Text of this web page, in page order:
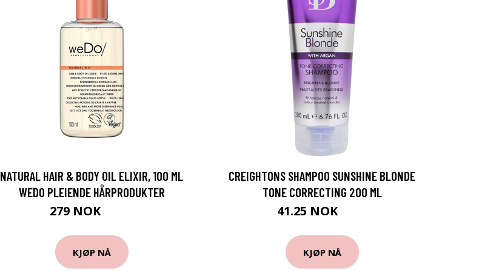
NATURAL HAIR & BODY OIL ELIXIR, 100 ML
WEDO PLEIENDE HÅRPRODUKTER
279 NOK
KJØP NÅ
CREIGHTONS SHAMPOO SUNSHINE BLONDE
TONE CORRECTING 200 ML
41.25 NOK
KJØP NÅ